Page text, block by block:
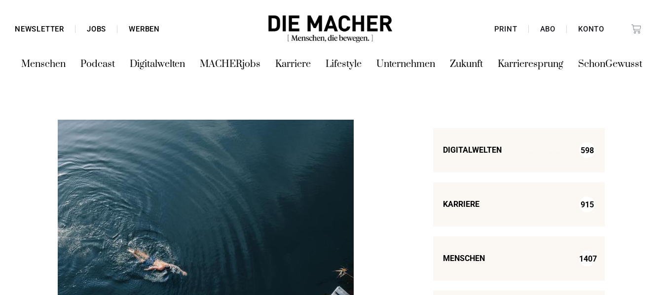
NEWSLETTER JOBS WERBEN PRINT ABO KONTO
Menschen Podcast Digitalwelten MACHERjobs Karriere Lifestyle Unternehmen Zukunft Karrieresprung SchonGewusst
DIGITALWELTEN 598
KARRIERE 915
MENSCHEN 1407